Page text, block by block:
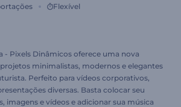
Flexível
- Pixels Dinâmicos oferece uma nova
minimalistas, modernos e elegantes
Perfeito para vídeos corporativos,
diversas. Basta colocar seu
imagens e vídeos e adicionar sua música